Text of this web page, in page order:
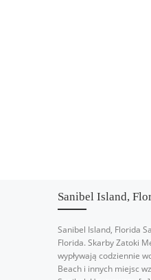
Sanibel Island,
Sanibel Island, Florida
Florida. Skarby Zatoki
wypływają codziennie
Beach i innych miejsc